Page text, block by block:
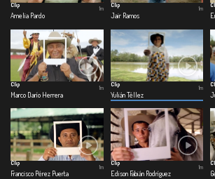
Clip
Amelia Pardo
1m
Clip
Jair Ramos
1m
Clip
Marco Darío Herrera
1m
Clip
Yulián Téllez
1m
Clip
Francisco Pérez Puerta
1m
Clip
Edison Fabián Rodríguez
1m